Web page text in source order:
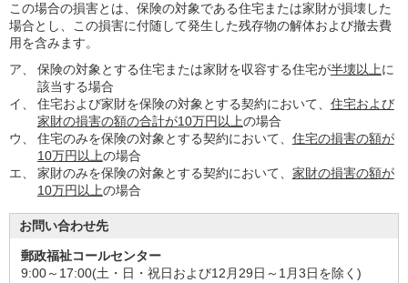
この場合の損害とは、保険の対象である住宅または家財が損壊した
場合とし、この損害に付随して発生した残存物の解体および撤去費
用を含みます。
ア、
保険の対象とする住宅または家財を収容する住宅が半壊以上に
該当する場合
イ、
住宅および家財を保険の対象とする契約において、 住宅および
家財の損害の額の合計が10万円以上の場合
ウ、
住宅のみを保険の対象とする契約において、 住宅の損害の額が
10万円以上の場合
エ、
家財のみを保険の対象とする契約において、 家財の損害の額が
10万円以上の場合
お問い合わせ先
郵政福祉コールセンター
9:00～17:00(土・日・祝日および12月29日～1月3日を除く)